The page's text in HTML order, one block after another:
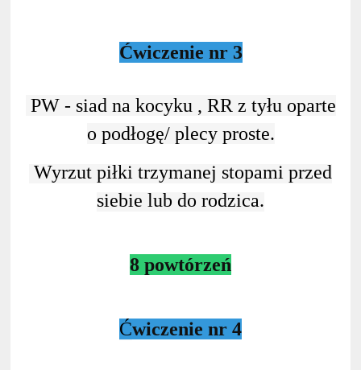
Ćwiczenie nr 3
PW - siad na kocyku , RR z tyłu oparte
o podłogę/ plecy proste.
Wyrzut piłki trzymanej stopami przed
siebie lub do rodzica.
8 powtórzeń
Ćwiczenie nr 4